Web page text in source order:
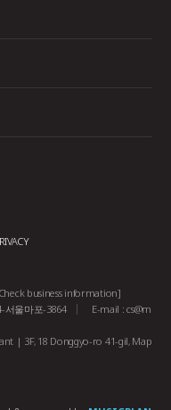
business information]
울마포-3864
E-mail :cs@m
| 3F, 18 Donggyo-ro 41-gil, Map